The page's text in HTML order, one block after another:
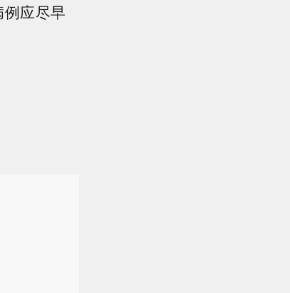
应尽早